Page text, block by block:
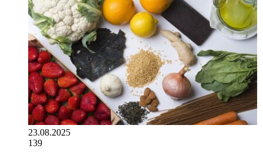
23.08.2025
139